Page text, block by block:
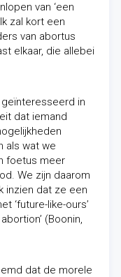
van ‘een
zal kort een
van abortus
elkaar, die allebei
in
dat iemand
als wat we
foetus meer
We zijn daarom
inzien dat ze een
‘future-like-ours’
(Boonin,
dat de morele